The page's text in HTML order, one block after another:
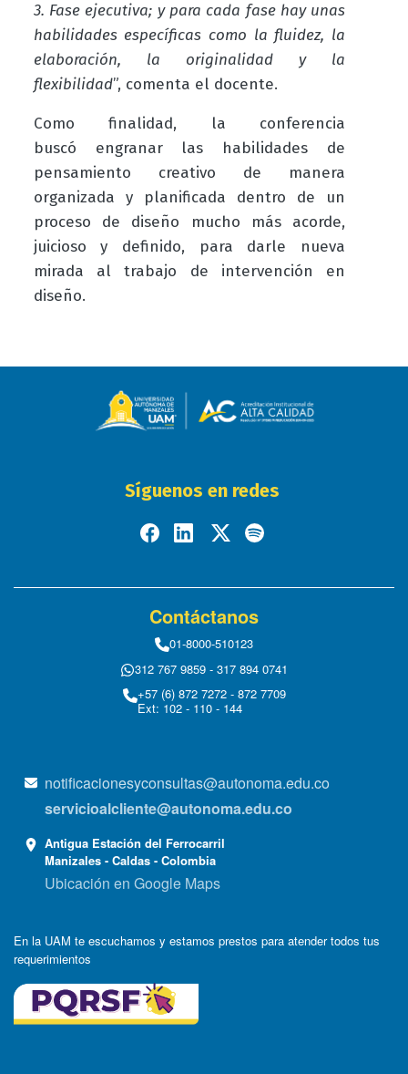
3. Fase ejecutiva; y para cada fase hay unas
habilidades específicas como la fluidez, la
elaboración, la originalidad y la
flexibilidad”, comenta el docente.
Como finalidad, la conferencia
buscó engranar las habilidades de
pensamiento creativo de manera
organizada y planificada dentro de un
proceso de diseño mucho más acorde,
juicioso y definido, para darle nueva
mirada al trabajo de intervención en
diseño.
Síguenos en redes
Contáctanos
01-8000-510123
312 767 9859 - 317 894 0741
+57 (6) 872 7272 - 872 7709
Ext: 102 - 110 - 144
notificacionesyconsultas@autonoma.edu.co
servicioalcliente@autonoma.edu.co
Antigua Estación del Ferrocarril
Manizales - Caldas - Colombia
Ubicación en Google Maps
En la UAM te escuchamos y estamos prestos para atender todos tus
requerimientos